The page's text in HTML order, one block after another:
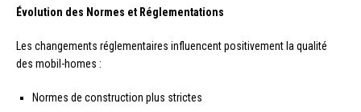
Évolution des Normes et Réglementations
Les changements réglementaires influencent positivement la qualité
des mobil-homes :
Normes de construction plus strictes